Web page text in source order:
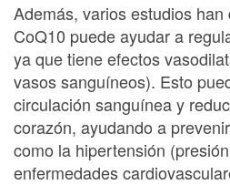
Además, varios estudios
CoQ10 puede ayudar a
ya que tiene efectos
vasos sanguíneos). Esto
circulación sanguínea y
corazón, ayudando a
como la hipertensión
enfermedades